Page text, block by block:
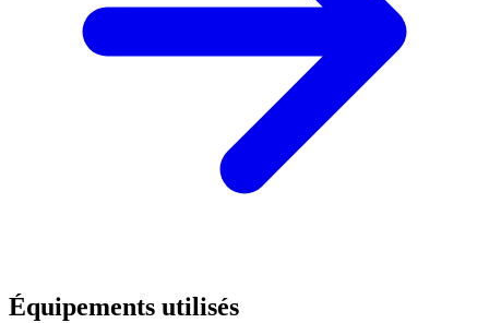
Équipements utilisés